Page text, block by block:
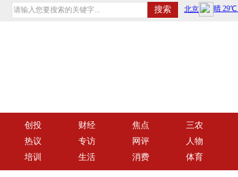
创投 财经 焦点 三农
热议 专访 网评 人物
培训 生活 消费 体育